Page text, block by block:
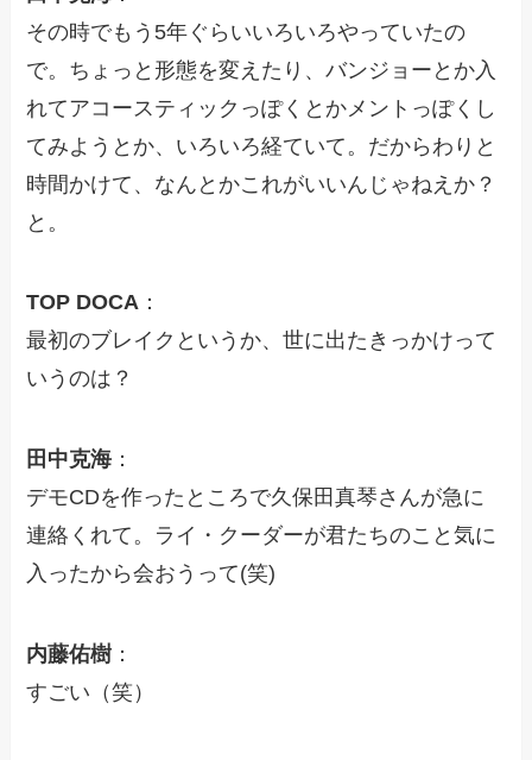
その時でもう5年ぐらいいろいろやっていたの
で。ちょっと形態を変えたり、バンジョーとか入
れてアコースティックっぽくとかメントっぽくし
てみようとか、いろいろ経ていて。だからわりと
時間かけて、なんとかこれがいいんじゃねえか？
と。
TOP DOCA ：
最初のブレイクというか、世に出たきっかけって
いうのは？
田中克海 ：
デモCDを作ったところで久保田真琴さんが急に
連絡くれて。ライ・クーダーが君たちのこと気に
入ったから会おうって(笑)
内藤佑樹 ：
すごい（笑）